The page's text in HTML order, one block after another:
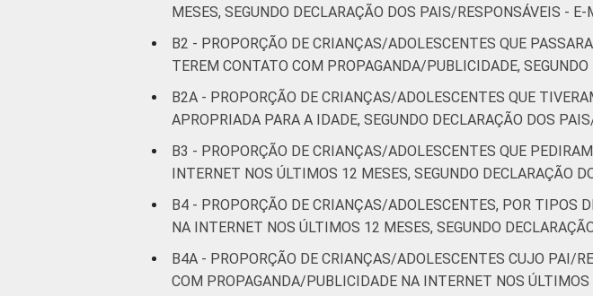
MESES, SEGUNDO DECLARAÇÃO DOS PAIS/RESPONSÁVEIS -
B2 - PROPORÇÃO DE CRIANÇAS/ADOLESCENTES QUE
TEREM CONTATO COM PROPAGANDA/PUBLICIDADE,
B2A - PROPORÇÃO DE CRIANÇAS/ADOLESCENTES QUE
APROPRIADA PARA A IDADE, SEGUNDO DECLARAÇÃO DOS
B3 - PROPORÇÃO DE CRIANÇAS/ADOLESCENTES QUE
INTERNET NOS ÚLTIMOS 12 MESES, SEGUNDO DECLARAÇÃO
B4 - PROPORÇÃO DE CRIANÇAS/ADOLESCENTES, POR TIPOS
NA INTERNET NOS ÚLTIMOS 12 MESES, SEGUNDO
B4A - PROPORÇÃO DE CRIANÇAS/ADOLESCENTES CUJO PAI/
COM PROPAGANDA/PUBLICIDADE NA INTERNET NOS ÚLTIMOS